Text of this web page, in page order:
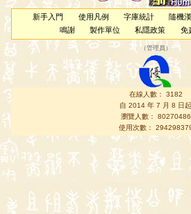
新手入門 使用凡例 字庫統計 隨機
鳴謝
製作單位 私隱政策 免
（管理員 ）
在線人數： 3182
自 2014 年 7 月 8 日起
瀏覽人數： 80270486
使用次數：